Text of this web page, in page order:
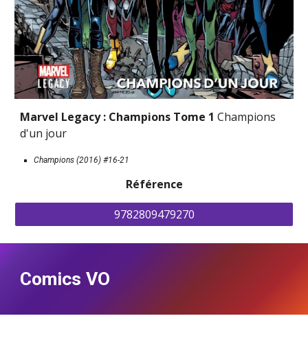
Marvel Legacy : Champions Tome 1 Champions
d'un jour
Champions (2016) #16-21
Référence
9782809479270
Comics VO